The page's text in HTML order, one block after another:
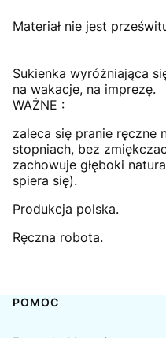
Materiał nie jest
Sukienka wyróżniająca
na wakacje, na imprezę.
WAŻNE :
zaleca się pranie ręczne
stopniach, bez
zachowuje głęboki
spiera się).
Produkcja polska.
Ręczna robota.
Linki w stopce
POMOC